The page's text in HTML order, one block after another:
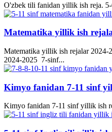
O'zbek tili fanidan yillik ish reja.
Matematika yillik ish
Matematika yillik ish rejalar
2024-2025 7-sinf...
Kimyo fanidan 7-11 sinf
Kimyo fanidan 7-11 sinf yillik ish